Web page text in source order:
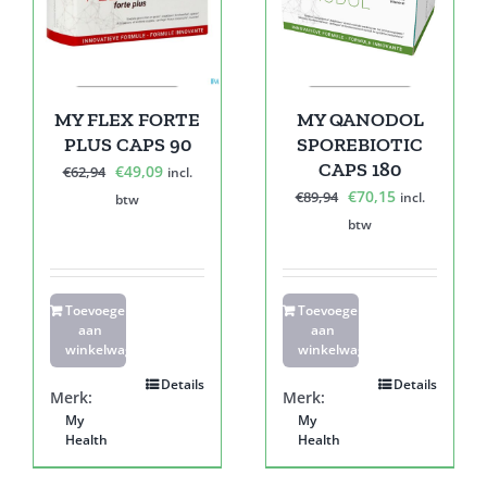
MY FLEX FORTE
PLUS CAPS 90
€62,94 Oorspronkelijke
prijs
€49,09Huidige
incl.
btw
Toevoegen
aan
winkelwagen
Details
Merk:
My
Health
MY QANODOL
SPOREBIOTIC
CAPS 180
€89,94 Oorspronkelijke
prijs
€89,94.
€70,15Huidige
€70,15.
incl.
btw
Toevoegen
aan
winkelwagen
Details
Merk:
My
Health